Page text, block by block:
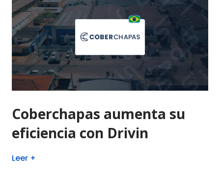
Coberchapas aumenta su
eficiencia con Drivin
Leer +